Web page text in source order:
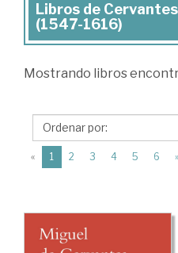
Libros
de
Cervantes
Miguel
de
(1547-
Libros de
(1547-1616)
Mostrando libros
« 1 (current)
2 3 4 5 6 »